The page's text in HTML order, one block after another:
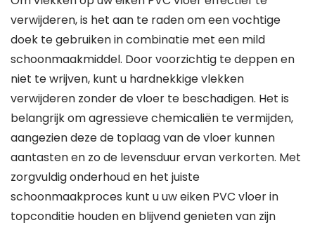
verwijderen, is het aan te raden om een vochtige
doek te gebruiken in combinatie met een mild
schoonmaakmiddel. Door voorzichtig te deppen en
niet te wrijven, kunt u hardnekkige vlekken
verwijderen zonder de vloer te beschadigen. Het is
belangrijk om agressieve chemicaliën te vermijden,
aangezien deze de toplaag van de vloer kunnen
aantasten en zo de levensduur ervan verkorten. Met
zorgvuldig onderhoud en het juiste
schoonmaakproces kunt u uw eiken PVC vloer in
topconditie houden en blijvend genieten van zijn